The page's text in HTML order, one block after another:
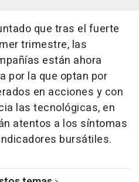
que tras el fuerte
trimestre, las
están ahora
por la que optan por
en acciones y con
las tecnológicas, en
atentos a los síntomas
bursátiles.